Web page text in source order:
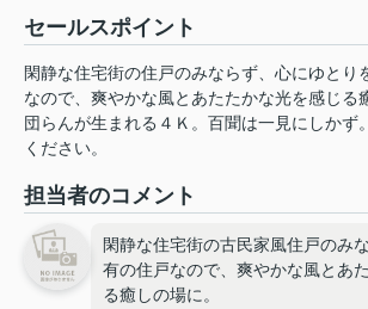
セールスポイント
閑静な住宅街の住戸のみならず、心にゆとり
なので、爽やかな風とあたたかな光を感じる
団らんが生まれる４Ｋ。百聞は一見にしかず
ください。
担当者のコメント
閑静な住宅街の古民家風住戸のみ
有の住戸なので、爽やかな風とあ
る癒しの場に。